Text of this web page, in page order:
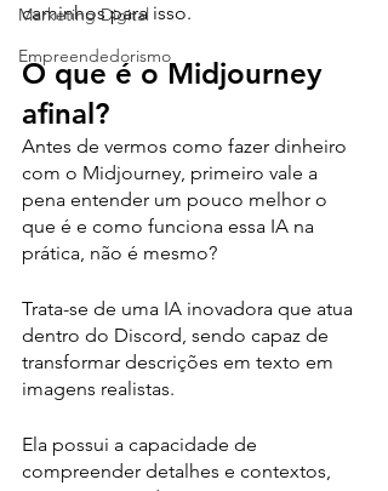
Marketing Digital
Empreendedorismo
caminhos para isso.
O que é o Midjourney
afinal?
Antes de vermos como fazer dinheiro
com o Midjourney, primeiro vale a
pena entender um pouco melhor o
que é e como funciona essa IA na
prática, não é mesmo?
Trata-se de uma IA inovadora que atua
dentro do Discord, sendo capaz de
transformar descrições em texto em
imagens realistas.
Ela possui a capacidade de
compreender detalhes e contextos,